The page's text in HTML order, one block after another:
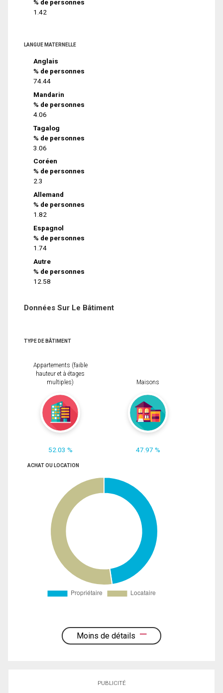
% de personnes
1.42
LANGUE MATERNELLE
Anglais
% de personnes
74.44
Mandarin
% de personnes
4.06
Tagalog
% de personnes
3.06
Coréen
% de personnes
2.3
Allemand
% de personnes
1.82
Espagnol
% de personnes
1.74
Autre
% de personnes
12.58
Données Sur Le Bâtiment
TYPE DE BÂTIMENT
Appartements (faible
hauteur et à étages
multiples)
52.03 %
Maisons
47.97 %
ACHAT OU LOCATION
Moins de détails
PUBLICITÉ